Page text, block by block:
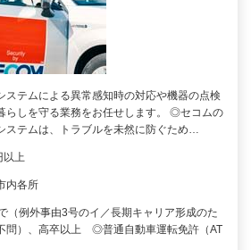
ステムによる異常感知時の対応や機器の点検
らしを守る業務をお任せします。 ◎セコムの
ステムは、トラブルを未然に防ぐため…
以上
内各所
（例外事由3号のイ／長期キャリア形成のた
問）、高卒以上 ◎普通自動車運転免許（AT